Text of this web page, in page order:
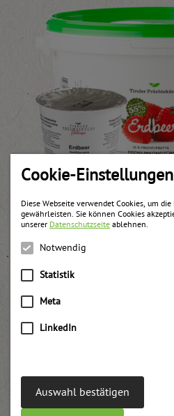
Cookie-Einstellungen
Diese Webseite verwendet Cookies, um
gewährleisten. Sie können Cookies
unserer Datenschutzseite ablehnen.
Notwendig
Statistik
Meta
LinkedIn
Auswahl bestätigen
Erdbeer
weitere